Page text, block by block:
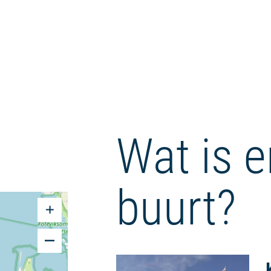
Wat is
buurt?